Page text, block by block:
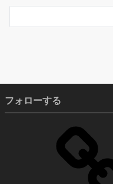
フォローする